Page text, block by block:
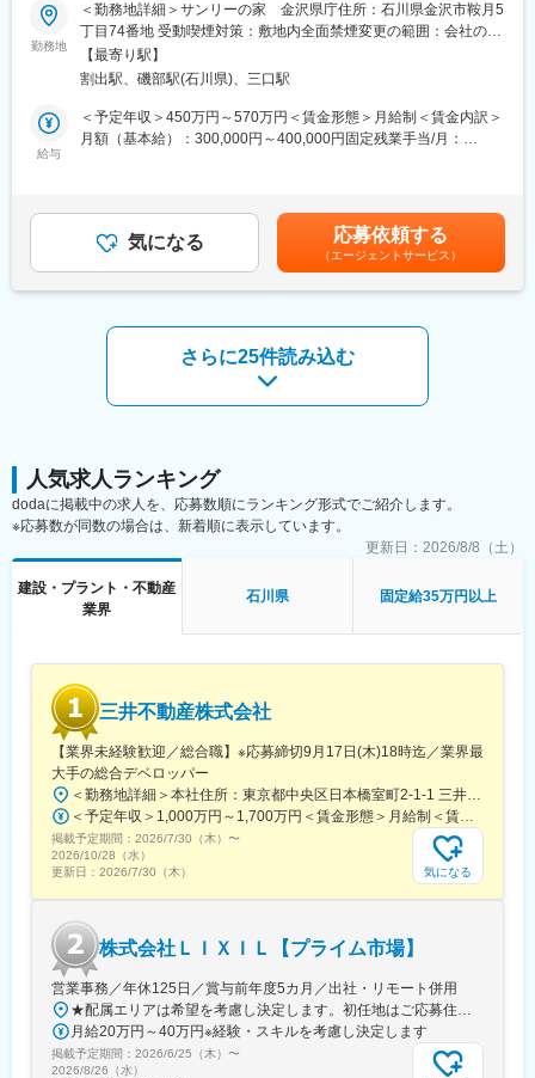
・工事後のお客様フォロー（定期点検やアフターメンテナンスの
ご案内）
・イベントなどの企画運営業務
eラーニングや新入社員研修といった充実した制度が整っており、
未経験でも安心して業務に取り組めます。さらに、年功序列では
サンリーグループは北陸を中心に、不動産賃貸仲介・管理、売買
仲介や住宅の建設・リフォームなど多岐にわたる事業を展開して
います。2007年にかほく市で創業して以来、急速に事業やエリア
を拡大してきました。
る、その先の未来へ。」家づくり、アパート経営、土地の売買に
おいて次々とイノベーションを起こし、住まいの新基準をつくる
ことで、地域に住む人々を幸せにすることを目指します。
顧客、社員、社会の三方良しを実現するトリプルウィン経営で、
変更の範囲：当社の業務全般
■職務概要：
・自社／他社物件の建築営業の総合職です。
適性に応じて、業務をお任せします。お客様への新規建築提案～
既存建物のメンテナンスご相談まで、多方面から頼りにされるや
りがいある仕事です。
・家づくりのアドバイス業務
・設計プランニング業務
■魅力：
eラーニングや新入社員研修といった充実した制度が整っており、
未経験でも安心して業務に取り組めます。さらに、年功序列では
ないため、実力次第で早期のキャリアアップが可能です。
また、選択休日制を導入しており、年末年始、GW、夏季休暇など
■当社の特徴：
サンリーグループは北陸を中心に、不動産賃貸仲介・管理、売買
仲介や住宅の建設・リフォームなど多岐にわたる事業を展開して
います。2007年にかほく市で創業して以来、急速に事業やエリア
を拡大してきました。
グループスローガンは「Innovation Frontier 挑戦する、変革す
る、その先の未来へ。」家づくり、アパート経営、土地の売買に
顧客、社員、社会の三方良しを実現するトリプルウィン経営で、
お客様に満足いただける住宅のみを提供し、社員の成長にもコミ
ットする社風が特徴です。
変更の範囲：当社の業務全般
勤務地
＜勤務地詳細＞サンリーの家 金沢県庁住所：石川県金沢市鞍月5
丁目74番地 受動喫煙対策：敷地内全面禁煙変更の範囲：会社の定
める事業所
【最寄り駅】
割出駅、磯部駅(石川県)、三口駅
給与
＜予定年収＞450万円～570万円＜賃金形態＞月給制＜賃金内訳＞
月額（基本給）：300,000円～400,000円固定残業手当/月：
限32時間を超える時間外労働は追加で支給します。・賞与／あり
（決算賞与／業績による）、別途インセンティブあり・昇給／あ
り（1月あたり0～10,000円前年度実績）・「資格手当」～50,000
円・引越し費用最大20万円支給賃金はあくまでも目安の金額であ
当を含めた表記です。
気になる 応募依頼する
（エージェントサービス）
さらに25件読み込む
人気求人ランキング
dodaに掲載中の求人を、応募数順にランキング形式でご紹介します。
※応募数が同数の場合は、新着順に表示しています。
更新日： 2026/8/8（土）
建設・プラント・不動産
業界
石川県 固定給35万円以上
三井不動産株式会社
【業界未経験歓迎／総合職】※応募締切9月17日(木)18時迄／業界最
大手の総合デベロッパー
＜勤務地詳細＞本社住所：東京都中央区日本橋室町2-1-1 三井本館勤務地最寄駅：東京メトロ銀座線・半蔵門線／三越前駅受動喫煙対策：屋内全面禁煙変更の範囲：会社の定める事業所（リモートワーク含む）
＜予定年収＞1,000万円～1,700万円＜賃金形態＞月給制＜賃金内訳＞月額（基本給）：470,000円～800,000円＜月給＞470,000円～800,000円＜昇給有無＞有＜残業手当＞有＜給与補足＞※経験に応ず※上記年収は基礎給与・賞与（2回）を含む。時間外勤務手当・諸手当別途支給。※あくまでモデルケースであり、実際の年収とは異なる可能性があります。処遇条件の詳細は内定後のオファー面談にてご説明いたします。賃金はあくまでも目安の金額であり、選考を通じて上下する可能性があります。月給(月額)は固定手当を含めた表記です。
掲載予定期間： 2026/7/30（木） 〜
2026/10/28（水）
更新日： 2026/7/30（木） 気になる
株式会社ＬＩＸＩＬ【プライム市場】
営業事務／年休125日／賞与前年度5カ月／出社・リモート併用
★配属エリアは希望を考慮し決定します。初任地はご応募住所での配属となります。入社後、転勤が伴う異動に関しては、必ず勤務地のご希望も確認した上で決定します。【配属オフィス一覧】■東京都品川区西品川1丁目1-1 大崎ガーデンタワー■愛知県名古屋市中村区名駅南4丁目11-40■京都府京都市伏見区竹田田中宮町103 ■大阪府大阪市中央区本町2丁目6-8 センバ・セントラルビル9F■大阪府箕面市萱野4丁目5-45■広島県広島市安佐南区西原6丁目11-8■福岡県福岡市博多区半道橋2-15-10 SOLAビル★出社とリモートワークを併用しながらの勤務となります。 業務に慣れるまでは、原則出社となります。 慣れてきたら少しずつリモートの日を増やし、最終的には週1～3日ほどの出社となる予定です（目安：～入社6カ月）。※受動喫煙対策：あり
月給20万円～40万円※経験・スキルを考慮し決定します
掲載予定期間： 2026/6/25（木） 〜
2026/8/26（水）